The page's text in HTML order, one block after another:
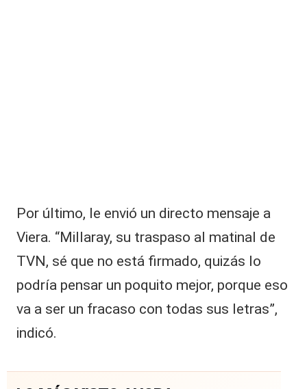
Por último, le envió un directo mensaje a
Viera. “Millaray, su traspaso al matinal de
TVN, sé que no está firmado, quizás lo
podría pensar un poquito mejor, porque eso
va a ser un fracaso con todas sus letras”,
indicó.